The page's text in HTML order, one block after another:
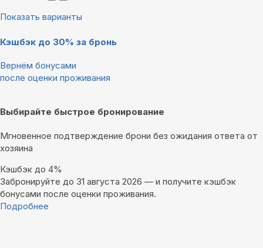
Показать варианты
Кэшбэк до 30% за бронь
Вернём бонусами
после оценки проживания
Выбирайте быстрое бронирование
Мгновенное подтверждение брони без ожидания ответа от
хозяина
Кэшбэк до 4%
Забронируйте до 31 августа 2026 — и получите кэшбэк
бонусами после оценки проживания.
Подробнее